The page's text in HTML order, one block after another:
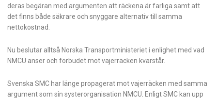
deras begäran med argumenten att räckena är farliga samt att
det finns både säkrare och snyggare alternativ till samma
nettokostnad.
Nu beslutar alltså Norska Transportministeriet i enlighet med vad
NMCU anser och förbudet mot vajerräcken kvarstår.
Svenska SMC har länge propagerat mot vajerräcken med samma
argument som sin systerorganisation NMCU. Enligt SMC kan upp